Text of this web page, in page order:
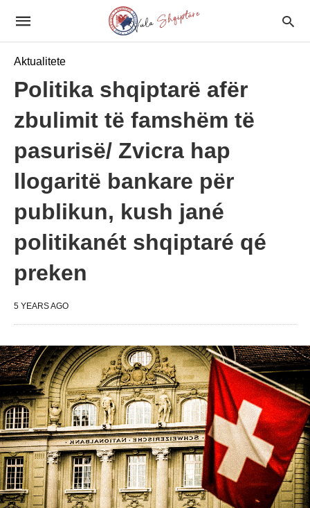
Aktualitete
Politika shqiptarë afër
zbulimit të famshëm të
pasurisë/ Zvicra hap
llogaritë bankare për
publikun, kush jané
politikanét shqiptaré qé
preken
5 YEARS AGO